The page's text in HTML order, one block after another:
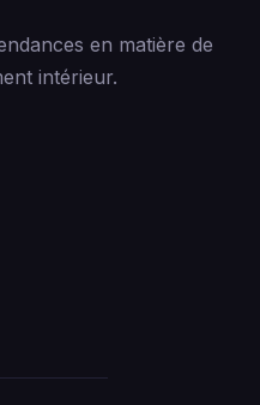
en matière de
intérieur.